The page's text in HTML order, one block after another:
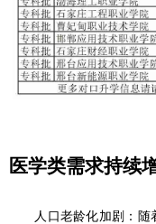
医学类需求持续
人口老龄化加剧：随着